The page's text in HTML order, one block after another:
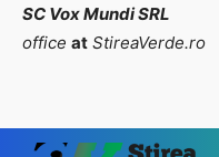
SC Vox Mundi SRL
office at StireaVerde.ro